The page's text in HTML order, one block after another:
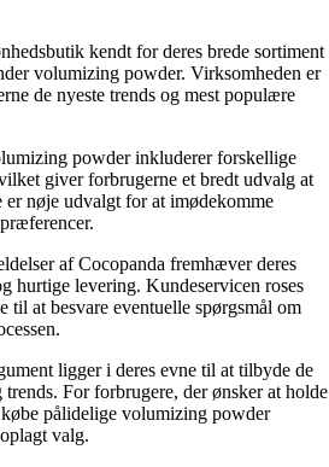
kendt for deres brede sortiment
volumizing powder. Virksomheden er
de nyeste trends og mest populære
powder inkluderer forskellige
giver forbrugerne et bredt udvalg at
nøje udvalgt for at imødekomme
af Cocopanda fremhæver deres
hurtige levering. Kundeservicen roses
til at besvare eventuelle spørgsmål om
ligger i deres evne til at tilbyde de
For forbrugere, der ønsker at holde
pålidelige volumizing powder
valg.